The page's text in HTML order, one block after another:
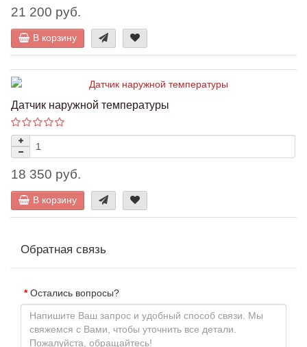
21 200 руб.
В корзину
Датчик наружной температуры
18 350 руб.
В корзину
Обратная связь
Остались вопросы?